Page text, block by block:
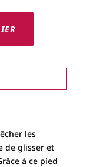
les
de glisser et
à ce pied